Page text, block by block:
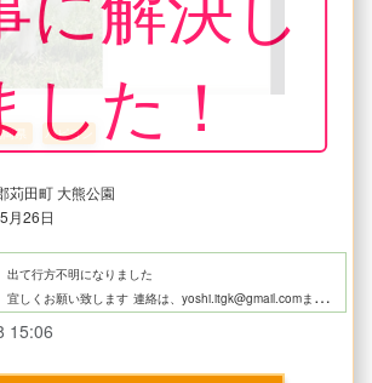
した！
県 パピヨン
苅田町 大熊公園
月26日
出て行方不明になりました
宜しくお願い致します 連絡は、yoshi.itgk@gmail.comまでお願い致します
15:06